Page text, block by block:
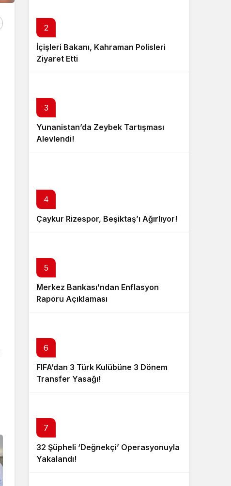
2
İçişleri Bakanı, Kahraman Polisleri
Ziyaret Etti
3
Yunanistan’da Zeybek Tartışması
Alevlendi!
4
Çaykur Rizespor, Beşiktaş’ı Ağırlıyor!
5
Merkez Bankası’ndan Enflasyon
Raporu Açıklaması
6
FIFA’dan 3 Türk Kulübüne 3 Dönem
Transfer Yasağı!
7
32 Şüpheli ‘Değnekçi’ Operasyonuyla
Yakalandı!